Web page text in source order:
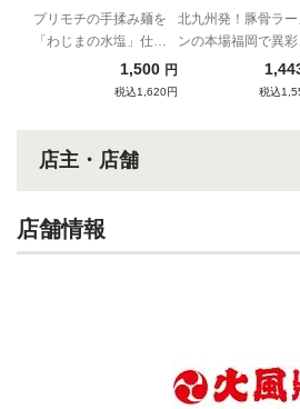
プリモチの手揉み麺を
「わじまの水塩」仕立
ての昆布水と啜る！
1,500 円
税込1,620円
北九州発！豚骨ラー
ンの本場福岡で異彩
放つ、端正な豚骨
税込
店主・店舗
店舗情報